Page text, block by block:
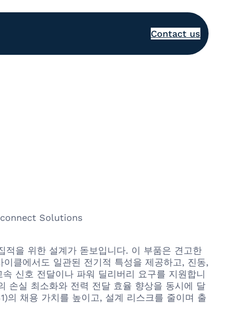
Contact us
Solutions
을 위한 설계가 돋보입니다. 이 부품은 견고한
클에서도 일관된 전기적 특성을 제공하고, 진동,
신호 전달이나 파워 딜리버리 요구를 지원합니
손실 최소화와 전력 전달 효율 향상을 동시에 달
의 채용 가치를 높이고, 설계 리스크를 줄이며 출